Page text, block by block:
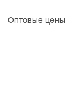
Оптовые цены